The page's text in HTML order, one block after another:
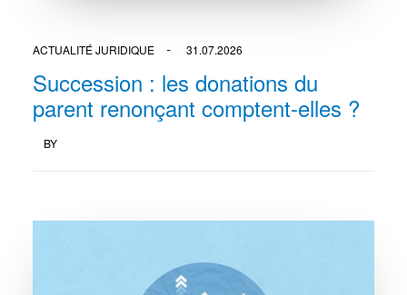
ACTUALITÉ JURIDIQUE 31.07.2026
Succession : les donations du
parent renonçant comptent-elles ?
BY